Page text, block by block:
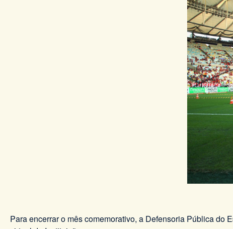
Para encerrar o mês comemorativo, a Defensoria Pública do